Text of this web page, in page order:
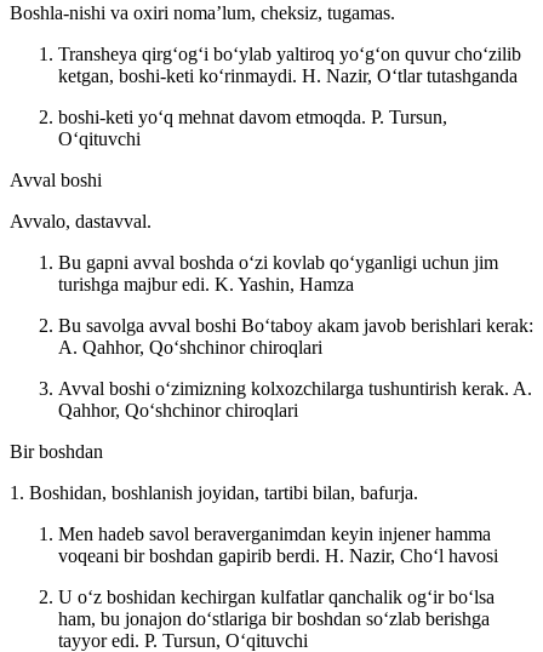
Boshla-nishi va oxiri nomaʼlum, cheksiz, tugamas.
Transheya qirgʻogʻi boʻylab yaltiroq yoʻgʻon quvur choʻzilib
ketgan, boshi-keti koʻrinmaydi. H. Nazir, Oʻtlar tutashganda
boshi-keti yoʻq mehnat davom etmoqda. P. Tursun,
Oʻqituvchi
Avval boshi
Avvalo, dastavval.
Bu gapni avval boshda oʻzi kovlab qoʻyganligi uchun jim
turishga majbur edi. K. Yashin, Hamza
Bu savolga avval boshi Boʻtaboy akam javob berishlari kerak:
A. Qahhor, Qoʻshchinor chiroqlari
Avval boshi oʻzimizning kolxozchilarga tushuntirish kerak. A.
Qahhor, Qoʻshchinor chiroqlari
Bir boshdan
1. Boshidan, boshlanish joyidan, tartibi bilan, bafurja.
Men hadeb savol beraverganimdan keyin injener hamma
voqeani bir boshdan gapirib berdi. H. Nazir, Choʻl havosi
U oʻz boshidan kechirgan kulfatlar qanchalik ogʻir boʻlsa
ham, bu jonajon doʻstlariga bir boshdan soʻzlab berishga
tayyor edi. P. Tursun, Oʻqituvchi